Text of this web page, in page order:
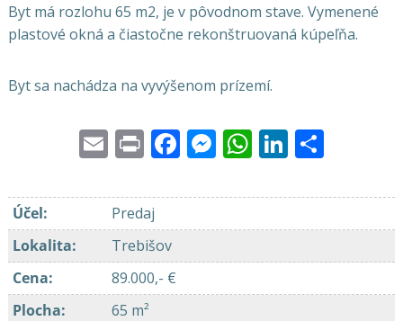
Byt má rozlohu 65 m2, je v pôvodnom stave. Vymenené
plastové okná a čiastočne rekonštruovaná kúpeľňa.
Byt sa nachádza na vyvýšenom prízemí.
EmailPrintFacebook
Messenger
WhatsApp
LinkedIn
Účel:
Predaj
Lokalita:
Trebišov
Cena:
89.000,- €
Plocha:
65 m²